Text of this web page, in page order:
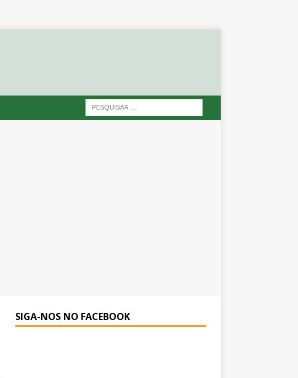
SIGA-NOS NO FACEBOOK